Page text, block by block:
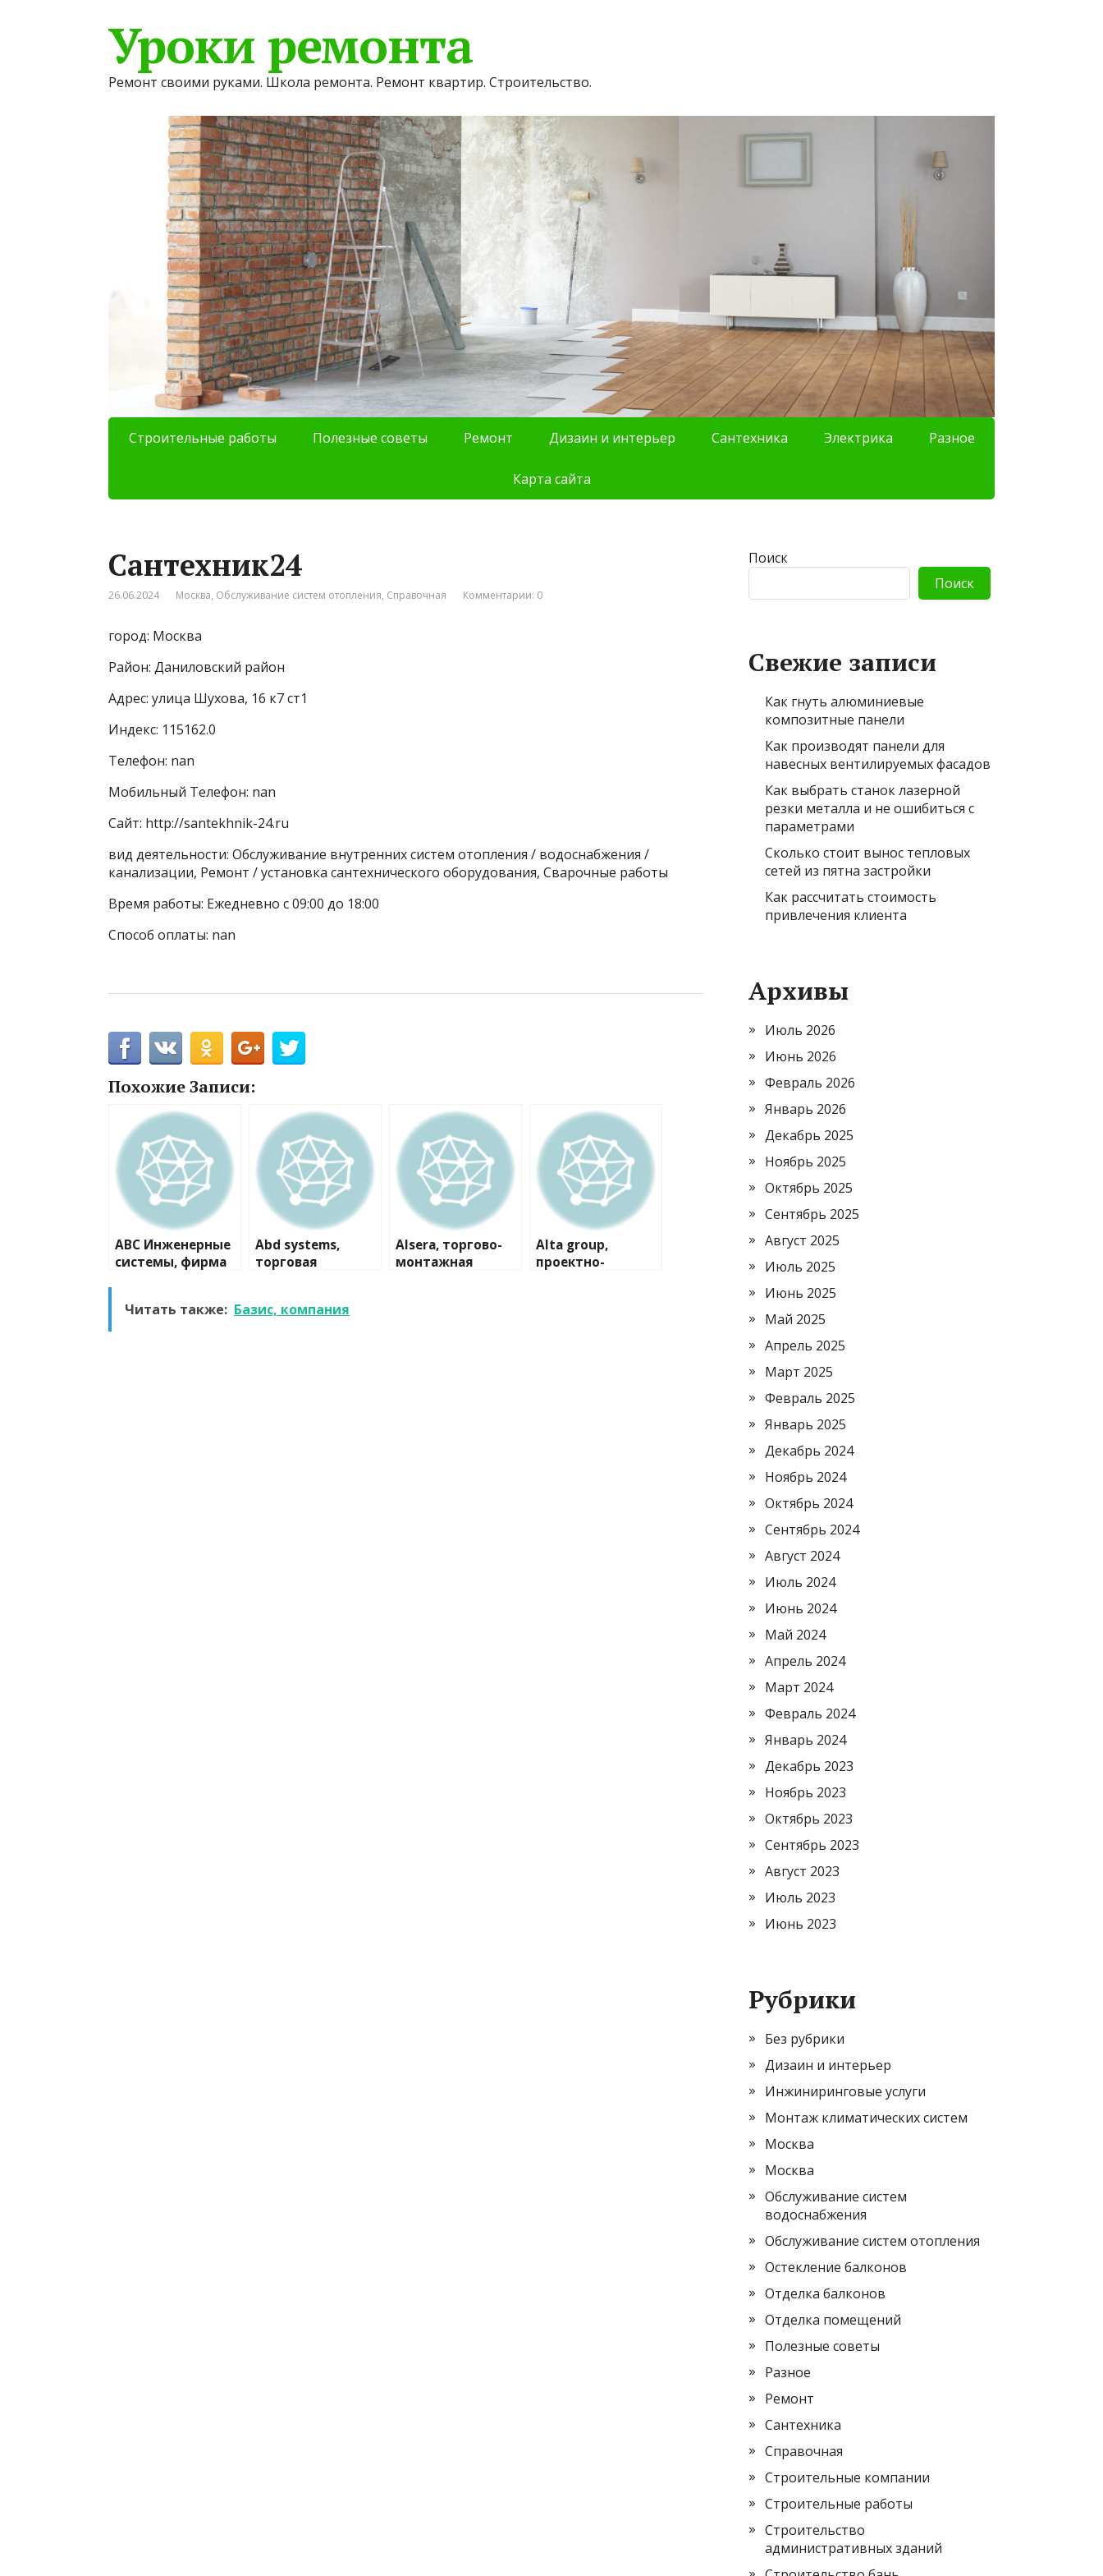
Уроки ремонта
Ремонт своими руками. Школа ремонта. Ремонт квартир. Строительство.
Строительные работы Полезные советы Ремонт Дизаин и интерьер Сантехника Электрика Разное
Карта сайта
Сантехник24
26.06.2024 Москва, Обслуживание систем отопления, Справочная Комментарии: 0
город: Москва
Район: Даниловский район
Адрес: улица Шухова, 16 к7 ст1
Индекс: 115162.0
Телефон: nan
Мобильный Телефон: nan
Сайт: http://santekhnik-24.ru
вид деятельности: Обслуживание внутренних систем отопления / водоснабжения /
канализации, Ремонт / установка сантехнического оборудования, Сварочные работы
Время работы: Ежедневно с 09:00 до 18:00
Способ оплаты: nan
Похожие Записи:
ABC Инженерные
системы, фирма
Abd systems,
торговая
Alsera, торгово-
монтажная
Alta group,
проектно-
Читать также: Базис, компания
Поиск
Поиск
Свежие записи
Как гнуть алюминиевые
композитные панели
Как производят панели для
навесных вентилируемых фасадов
Как выбрать станок лазерной
резки металла и не ошибиться с
параметрами
Сколько стоит вынос тепловых
сетей из пятна застройки
Как рассчитать стоимость
привлечения клиента
Архивы
Июль 2026
Июнь 2026
Февраль 2026
Январь 2026
Декабрь 2025
Ноябрь 2025
Октябрь 2025
Сентябрь 2025
Август 2025
Июль 2025
Июнь 2025
Май 2025
Апрель 2025
Март 2025
Февраль 2025
Январь 2025
Декабрь 2024
Ноябрь 2024
Октябрь 2024
Сентябрь 2024
Август 2024
Июль 2024
Июнь 2024
Май 2024
Апрель 2024
Март 2024
Февраль 2024
Январь 2024
Декабрь 2023
Ноябрь 2023
Октябрь 2023
Сентябрь 2023
Август 2023
Июль 2023
Июнь 2023
Рубрики
Без рубрики
Дизаин и интерьер
Инжиниринговые услуги
Монтаж климатических систем
Москва
Москва
Обслуживание систем
водоснабжения
Обслуживание систем отопления
Остекление балконов
Отделка балконов
Отделка помещений
Полезные советы
Разное
Ремонт
Сантехника
Справочная
Строительные компании
Строительные работы
Строительство
административных зданий